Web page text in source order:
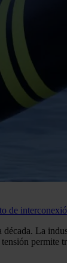
de
La
permite